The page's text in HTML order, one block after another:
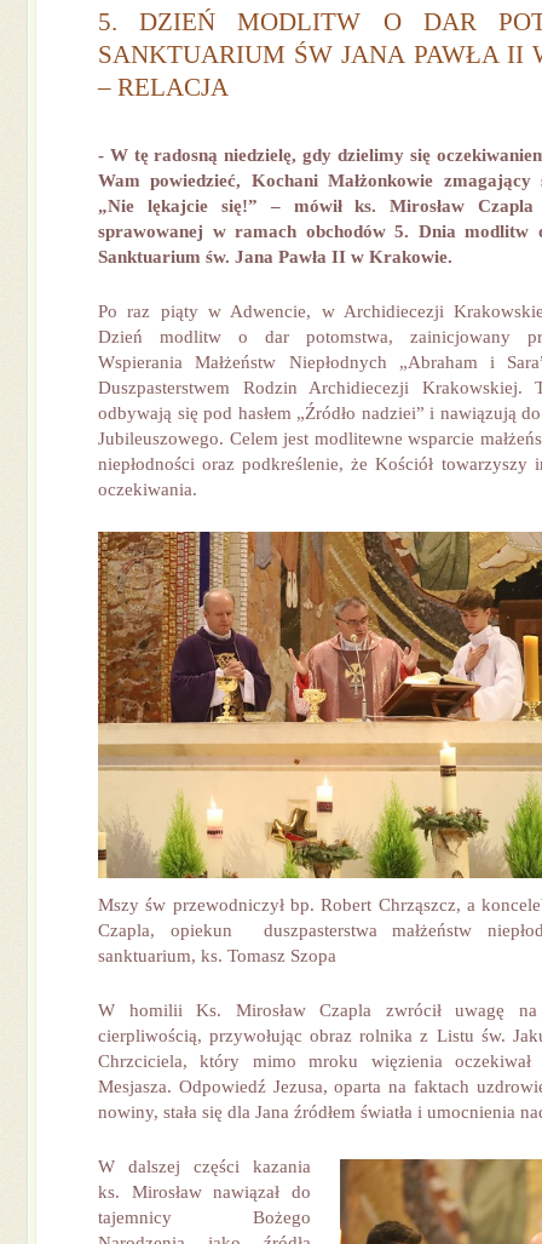
5. DZIEŃ MODLITW O DAR
SANKTUARIUM ŚW JANA PAWŁA II
– RELACJA
- W tę radosną niedzielę, gdy dzielimy się
Wam powiedzieć, Kochani Małżonkowie zmagający
„Nie lękajcie się!” – mówił ks. Mirosław Czapla
sprawowanej w ramach obchodów 5. Dnia modlitw
Sanktuarium św. Jana Pawła II w Krakowie.
Po raz piąty w Adwencie, w Archidiecezji
Dzień modlitw o dar potomstwa, zainicjowany
Wspierania Małżeństw Niepłodnych „Abraham i
Duszpasterstwem Rodzin Archidiecezji Krakowskiej.
odbywają się pod hasłem „Źródło nadziei” i nawiązują
Jubileuszowego. Celem jest modlitewne wsparcie
niepłodności oraz podkreślenie, że Kościół towarzyszy
oczekiwania.
Mszy św przewodniczył bp. Robert Chrząszcz, a
Czapla, opiekun duszpasterstwa małżeństw
sanktuarium, ks. Tomasz Szopa
W homilii Ks. Mirosław Czapla zwrócił uwagę
cierpliwością, przywołując obraz rolnika z Listu św.
Chrzciciela, który mimo mroku więzienia oczekiwał
Mesjasza. Odpowiedź Jezusa, oparta na faktach
nowiny, stała się dla Jana źródłem światła i umocnienia
W dalszej części kazania
ks. Mirosław nawiązał do
tajemnicy Bożego